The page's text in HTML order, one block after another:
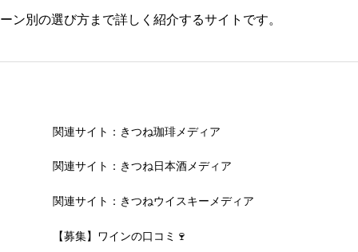
別の選び方まで詳しく紹介するサイトです。
関連サイト：きつね珈琲メディア
関連サイト：きつね日本酒メディア
関連サイト：きつねウイスキーメディア
【募集】ワインの口コミ🍷